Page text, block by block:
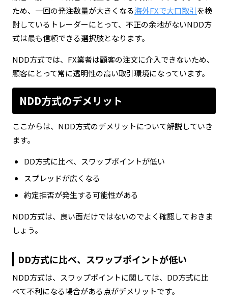
ため、一回の発注数量が大きくなる海外FXで大口取引を検
討しているトレーダーにとって、不正の余地がないNDD方
式は最も信頼できる選択肢となります。
NDD方式では、FX業者は顧客の注文に介入できないため、
顧客にとって常に透明性の高い取引環境になっています。
NDD方式のデメリット
ここからは、NDD方式のデメリットについて解説していき
ます。
DD方式に比べ、スワップポイントが低い
スプレッドが広くなる
約定拒否が発生する可能性がある
NDD方式は、良い面だけではないのでよく確認しておきま
しょう。
DD方式に比べ、スワップポイントが低い
NDD方式は、スワップポイントに関しては、DD方式に比
べて不利になる場合がある点がデメリットです。